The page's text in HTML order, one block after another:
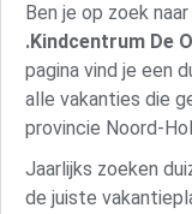
Ben je op zoek
.Kindcentrum De
pagina vind je een
alle vakanties die
provincie Noord-
Jaarlijks zoeken
de juiste